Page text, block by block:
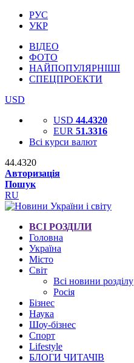
РУС
УКР
ВІДЕО
ФОТО
НАЙПОПУЛЯРНІШІ
СПЕЦПРОЕКТИ
USD
USD 44.4320
EUR 51.3316
Всі курси валют
44.4320
Авторизація
Пошук
RU
ВСІ РОЗДІЛИ
Головна
Україна
Місто
Світ
Всі новини розділу
Росія
Бізнес
Наука
Шоу-бізнес
Спорт
Lifestyle
БЛОГИ ЧИТАЧІВ